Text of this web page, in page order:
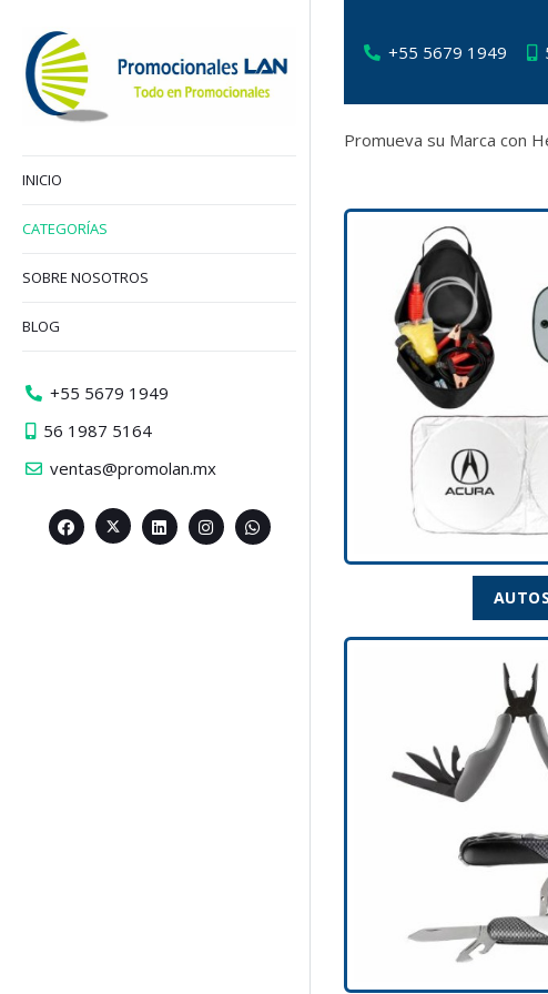
+55 5679 1949
Promueva su Marca con
AUTOS
INICIO
CATEGORÍAS
SOBRE NOSOTROS
BLOG
+55 5679 1949
56 1987 5164
ventas@promolan.mx